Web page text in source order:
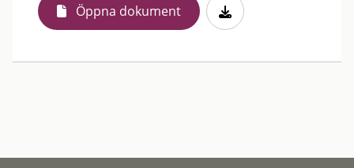
Öppna dokument